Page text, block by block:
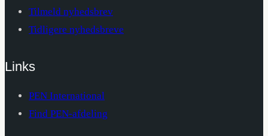
Tilmeld nyhedsbrev
Tidligere nyhedsbreve
Links
PEN International
Find PEN-afdeling